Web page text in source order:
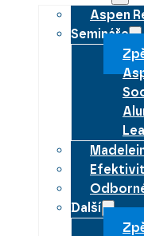
Aspen
Semináře
Další